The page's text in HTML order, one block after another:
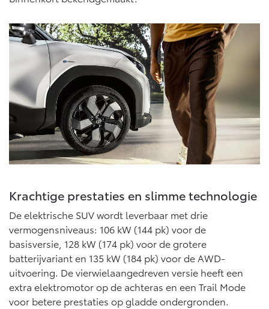
Land Cruiser (excl. BTW)
Vanaf € 89.986,-
Krachtige prestaties en slimme technologie
De elektrische SUV wordt leverbaar met drie
vermogensniveaus: 106 kW (144 pk) voor de
basisversie, 128 kW (174 pk) voor de grotere
batterijvariant en 135 kW (184 pk) voor de AWD-
uitvoering. De vierwielaangedreven versie heeft een
extra elektromotor op de achteras en een Trail Mode
voor betere prestaties op gladde ondergronden.